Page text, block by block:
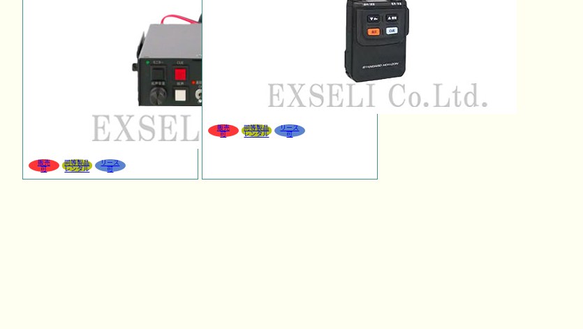
販売
可
同等製品
レンタル
リース
可
販売
可
同等製品
レンタル
リース
可